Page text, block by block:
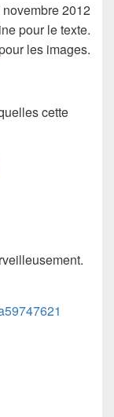
novembre 2012
pour le texte.
les images.
cette